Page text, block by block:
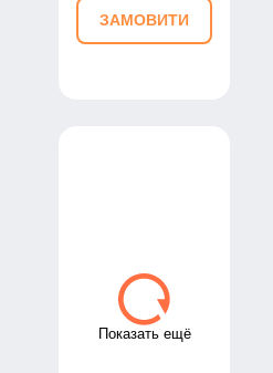
ЗАМОВИТИ
Показать ещё